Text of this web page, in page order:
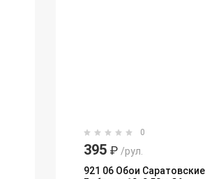
0
395 ₽ /рул.
921 06 Обои Саратовские